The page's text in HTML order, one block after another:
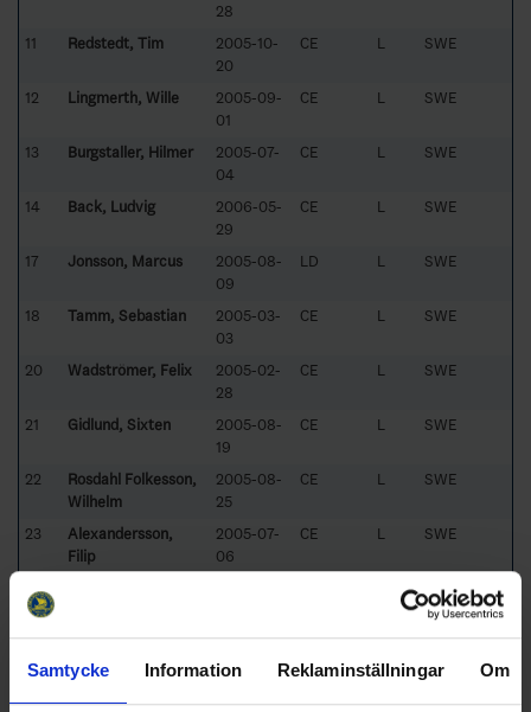
Samtycke Information Reklaminställningar Om
28
11 Redstedt, Tim
2005-10-
20
CE L SWE
12 Lingmerth, Wille
2005-09-
01
CE L SWE
13 Burgstaller, Hilmer
2005-07-
04
CE L SWE
14 Back, Ludvig
2006-05-
29
CE L SWE
17 Jonsson, Marcus
2005-08-
09
LD L SWE
18 Tamm, Sebastian
2005-03-
03
CE L SWE
20 Wadströmer, Felix
2005-02-
28
CE L SWE
21 Gidlund, Sixten
2005-08-
19
CE L SWE
22
Rosdahl Folkesson,
Wilhelm
2005-08-
25
CE L SWE
23
Alexandersson,
Filip
2005-07-
06
CE L SWE
25 SWE
27 Persson, Kevin
2005-01-
09
RW L SWE